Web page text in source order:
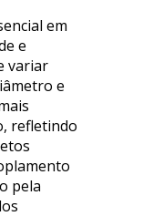
em
e
variar
e
refletindo
pela